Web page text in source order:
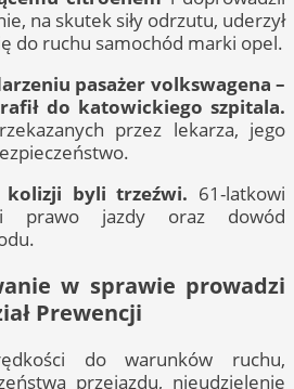
na skutek siły odrzutu, uderzył
do ruchu samochód marki opel.
pasażer volkswagena –
do katowickiego szpitala.
przez lekarza, jego
kolizji byli trzeźwi. 61-latkowi
prawo jazdy oraz dowód
w sprawie prowadzi
Prewencji
do warunków ruchu,
przejazdu, nieudzielenie